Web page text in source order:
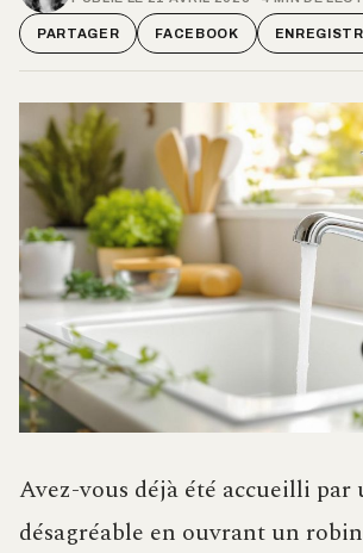
PARTAGER FACEBOOK
Avez-vous déjà été accueilli par
désagréable en ouvrant un